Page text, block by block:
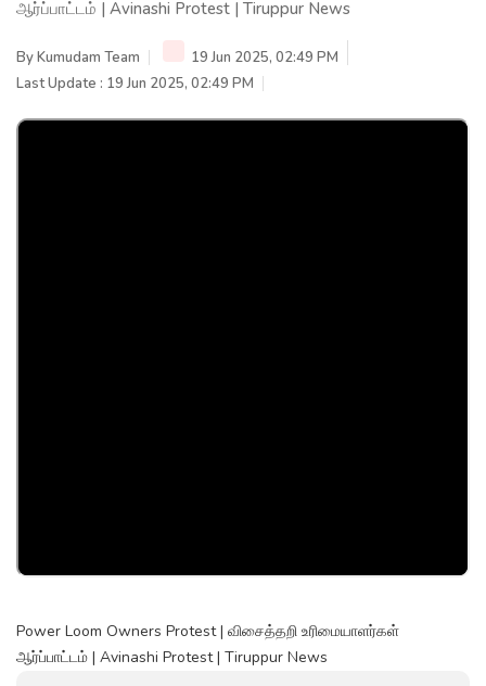
ஆர்ப்பாட்டம் | Avinashi Protest | Tiruppur News
ByKumudam Team
19 Jun 2025, 02:49 PM
Last Update : 19 Jun 2025, 02:49 PM
Power Loom Owners Protest | விசைத்தறி உரிமையாளர்கள்
ஆர்ப்பாட்டம் | Avinashi Protest | Tiruppur News